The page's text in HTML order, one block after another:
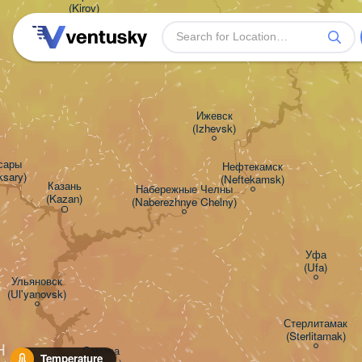
Temperature
Казань
(Kazan)
Пермь
(Perm)
Ижевск
(Izhevsk)
(Kirov)
Нефтекамск
(Neftekamsk)
Самара
Уфа
(Ufa)
Ульяновск
(Ul'yanovsk)
Набережные Челны
(Naberezhnye Chelny)
Стерлитамак
(Sterlitamak)